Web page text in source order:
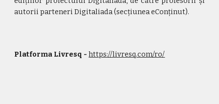
autorii parteneri Digitaliada (secțiunea eConținut).
Platforma Livresq - https://livresq.com/ro/